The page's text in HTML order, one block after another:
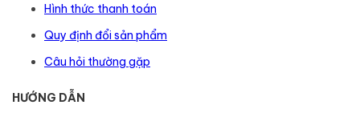
Hình thức thanh toán
Quy định đổi sản phẩm
Câu hỏi thường gặp
HƯỚNG DẪN